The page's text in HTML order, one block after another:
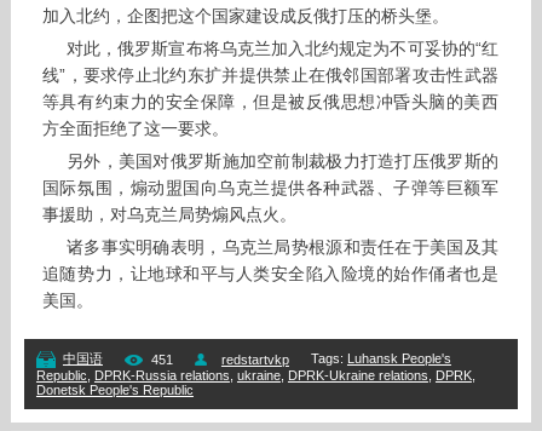
加入北约，企图把这个国家建设成反俄打压的桥头堡。
对此，俄罗斯宣布将乌克兰加入北约规定为不可妥协的“红
线”，要求停止北约东扩并提供禁止在俄邻国部署攻击性武器
等具有约束力的安全保障，但是被反俄思想冲昏头脑的美西
方全面拒绝了这一要求。
另外，美国对俄罗斯施加空前制裁极力打造打压俄罗斯的
国际氛围，煽动盟国向乌克兰提供各种武器、子弹等巨额军
事援助，对乌克兰局势煽风点火。
诸多事实明确表明，乌克兰局势根源和责任在于美国及其
追随势力，让地球和平与人类安全陷入险境的始作俑者也是
美国。
中国语 451 redstartvkp Tags: Luhansk People's
Republic
DPRK-Russia relations ukraine, DPRK-Ukraine relations DPRK,
Donetsk People's Republic